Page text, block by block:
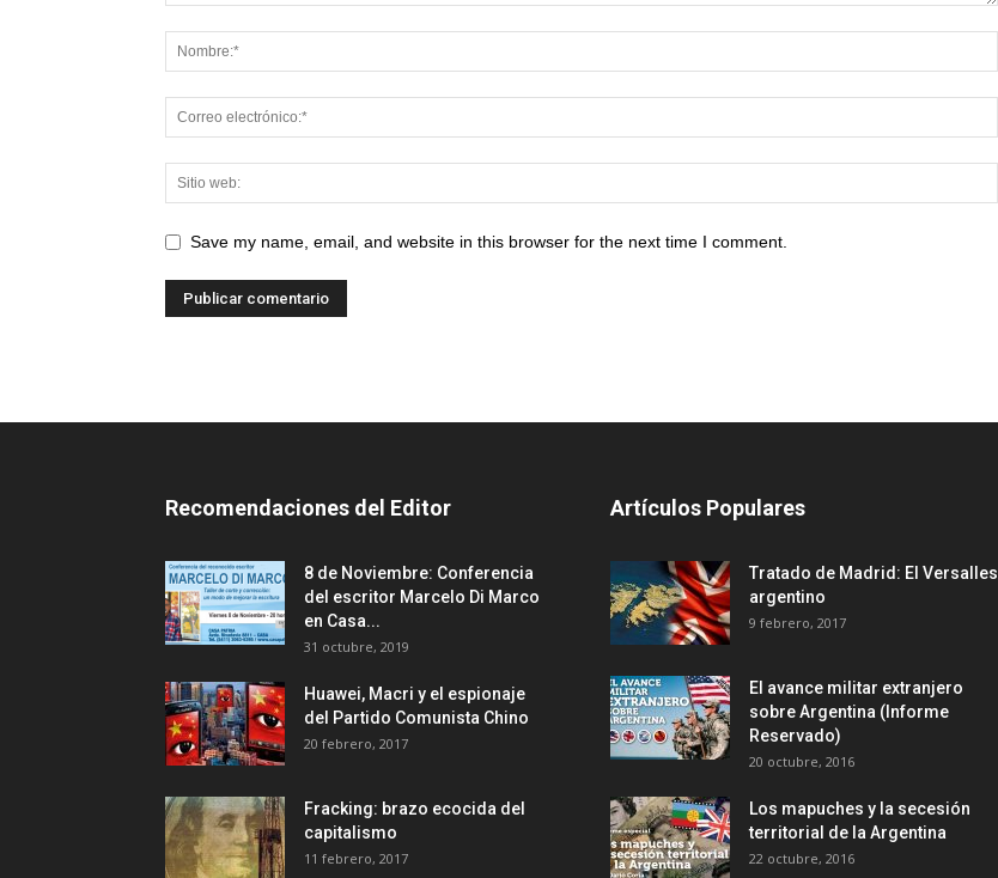
Save my name, email, and website in this browser for the next time I comment.
Recomendaciones del Editor
8 de Noviembre: Conferencia
del escritor Marcelo Di Marco
en Casa...
31 octubre, 2019
Huawei, Macri y el espionaje
del Partido Comunista Chino
20 febrero, 2017
Fracking: brazo ecocida del
capitalismo
11 febrero, 2017
Artículos Populares
Tratado de Madrid: El Versalles
argentino
9 febrero, 2017
El avance militar extranjero
sobre Argentina (Informe
Reservado)
20 octubre, 2016
Los mapuches y la secesión
territorial de la Argentina
22 octubre, 2016